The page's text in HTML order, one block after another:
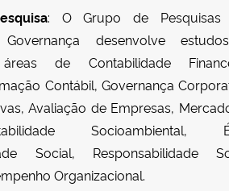
: O Grupo de Pesquisas
desenvolve
de Contabilidade
Contábil, Governança
Avaliação de Empresas,
Socioambiental,
Social, Responsabilidade
Organizacional.